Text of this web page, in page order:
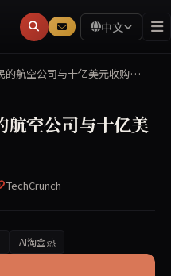
中文
的航空公司与十亿美元收购…
空公司与十亿美
TechCrunch
AI淘金热